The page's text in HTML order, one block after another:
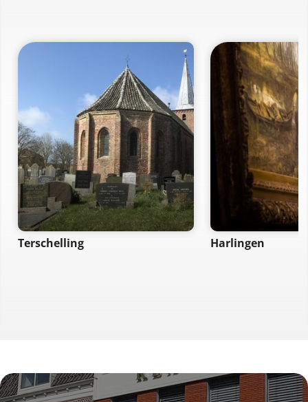
Terschelling Harlingen